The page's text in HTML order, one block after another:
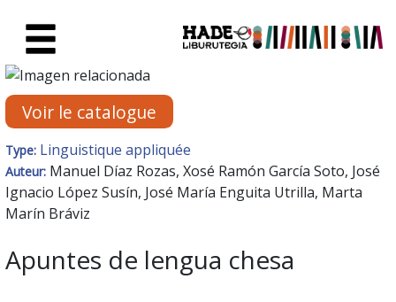
Fiche de Nouveaux Livres -
Voir le catalogue
Type: Linguistique appliquée
Auteur: Manuel Díaz Rozas, Xosé Ramón García Soto, José
Ignacio López Susín, José María Enguita Utrilla, Marta
Marín Bráviz
Apuntes de lengua chesa